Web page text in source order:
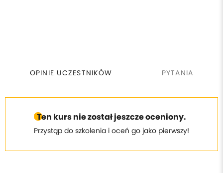
OPINIE UCZESTNIKÓW PYTANIA
Ten kurs nie został jeszcze oceniony.
Przystąp do szkolenia i oceń go jako pierwszy!